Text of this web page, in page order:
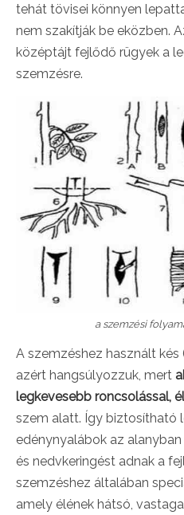
tehát tövisei könnyen
nem szakítják be eközben.
középtájt fejlődő rügyek a
szemzésre.
a szemzési
A szemzéshez használt
azért hangsúlyozzuk, mert
legkevesebb roncsolással,
szem alatt. Így biztosítható
edénynyalábok az
és nedvkeringést adnak a
szemzéshez általában
amely élének hátsó,